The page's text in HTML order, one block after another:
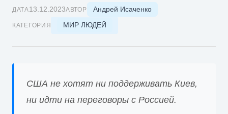
ДАТА13.12.2023АВТОР Андрей Исаченко
КАТЕГОРИЯ МИР ЛЮДЕЙ
США не хотят ни поддерживать Киев,
ни идти на переговоры с Россией.